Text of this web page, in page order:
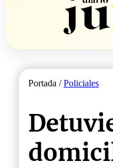
Portada /Policiales